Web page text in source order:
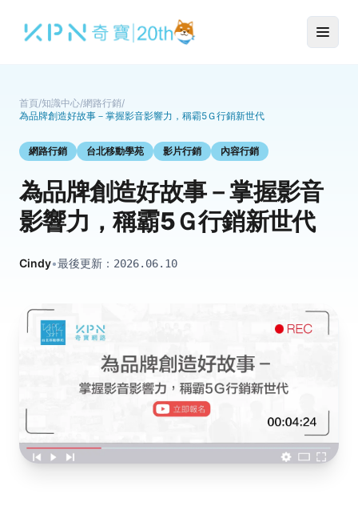
首頁/知識中心/網路行銷/
為品牌創造好故事－掌握影音影響力，稱霸5Ｇ行銷新世代
網路行銷 台北移動學苑 影片行銷 內容行銷
為品牌創造好故事－掌握影音
影響力，稱霸5Ｇ行銷新世代
Cindy•最後更新： 2026.06.10